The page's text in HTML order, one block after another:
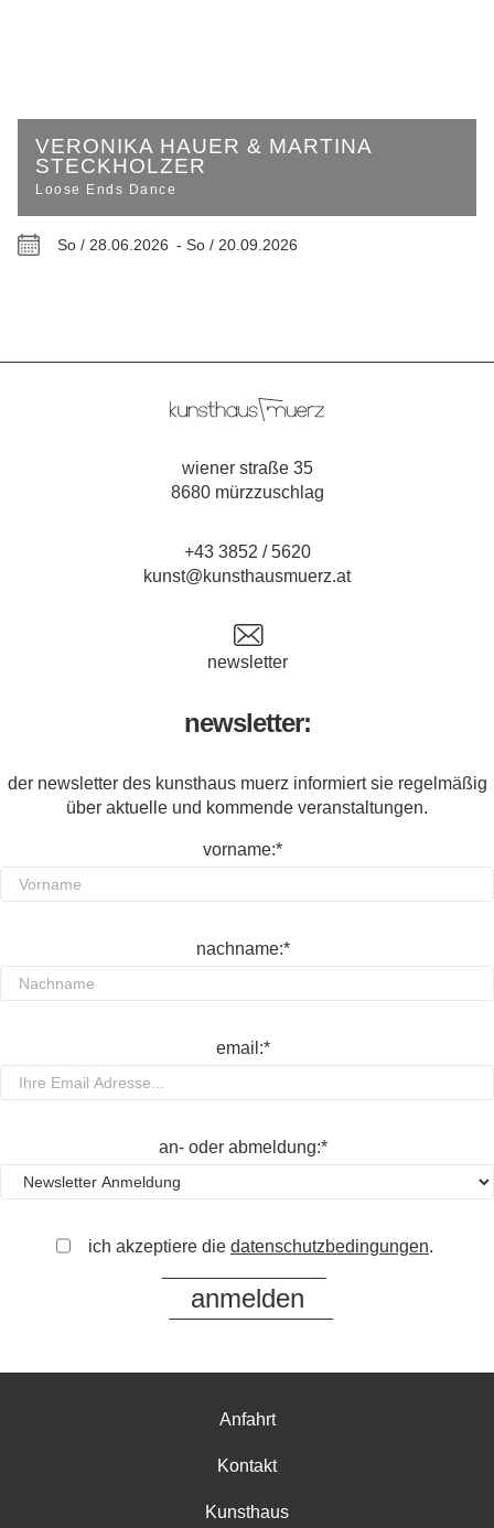
VERONIKA HAUER & MARTINA
STECKHOLZER
Loose Ends Dance
So / 28.06.2026 - So / 20.09.2026
wiener straße 35
8680 mürzzuschlag
+43 3852 / 5620
kunst@kunsthausmuerz.at
newsletter
newsletter:
der newsletter des kunsthaus muerz informiert sie regelmäßig
über aktuelle und kommende veranstaltungen.
vorname:*
nachname:*
email:*
an- oder abmeldung:*
ich akzeptiere die datenschutzbedingungen.
Anfahrt
Kontakt
Kunsthaus